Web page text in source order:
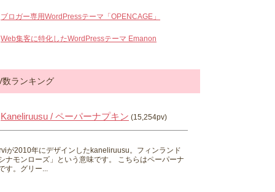
ブロガー専用WordPressテーマ「OPENCAGE」
Web集客に特化したWordPressテーマ Emanon
数ランキング
Kaneliruusu / ペーパーナプキン (15,254pv)
が2010年にデザインしたkaneliruusu。フィンランド
ナモンローズ」という意味です。 こちらはペーパーナ
す。グリー...